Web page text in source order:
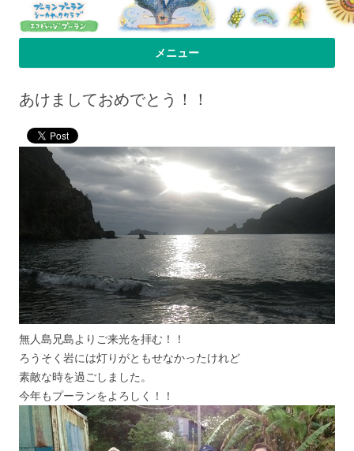
プーラン・プーラン｜小笠原父島 シ
ーカヤック 宿
小笠原父島のシーカヤックスクール＆ツアー「プーランプーランシーカ
ヤッククラブ」、森のコテージのお宿の「プーランビレッジ」のHPへよ
メニュー
あけましておめでとう！！
無人島兄島よりご来光を拝む！！
ろうそく岩には灯りがともせなかったけれど
素敵な時を過ごしました。
今年もプーランをよろしく！！